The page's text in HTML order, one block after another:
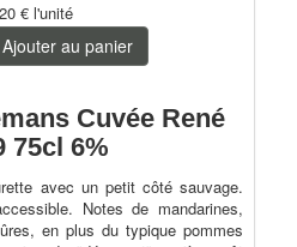
€ l'unité
Ajouter au panier
Cuvée René
75cl 6%
avec un petit côté sauvage.
Notes de mandarines,
en plus du typique pommes